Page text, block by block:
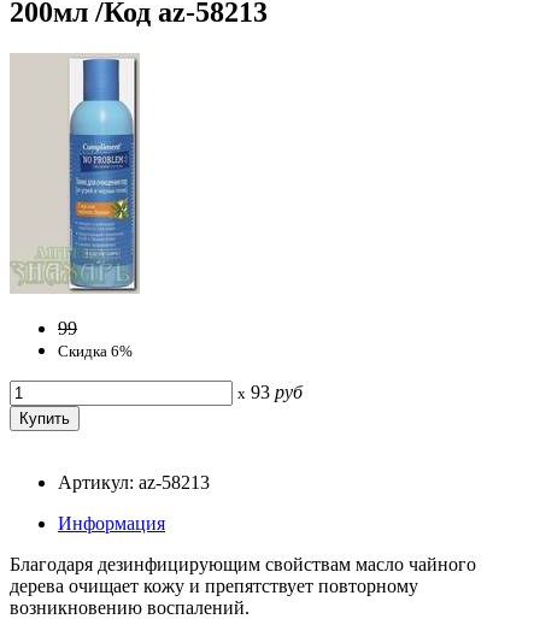
200мл /Код az-58213
99
Скидка 6%
x 93 руб
Артикул: az-58213
Информация
Благодаря дезинфицирующим свойствам масло чайного
дерева очищает кожу и препятствует повторному
возникновению воспалений.